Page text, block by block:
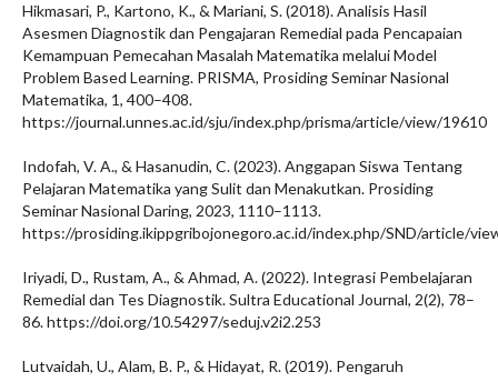
Hikmasari, P., Kartono, K., & Mariani, S. (2018). Analisis Hasil
Asesmen Diagnostik dan Pengajaran Remedial pada Pencapaian
Kemampuan Pemecahan Masalah Matematika melalui Model
Problem Based Learning. PRISMA, Prosiding Seminar Nasional
Matematika, 1, 400–408.
https://journal.unnes.ac.id/sju/index.php/prisma/article/view/19610
Indofah, V. A., & Hasanudin, C. (2023). Anggapan Siswa Tentang
Pelajaran Matematika yang Sulit dan Menakutkan. Prosiding
Seminar Nasional Daring, 2023, 1110–1113.
https://prosiding.ikippgribojonegoro.ac.id/index.php/SND/article/
Iriyadi, D., Rustam, A., & Ahmad, A. (2022). Integrasi Pembelajaran
Remedial dan Tes Diagnostik. Sultra Educational Journal, 2(2), 78–
86. https://doi.org/10.54297/seduj.v2i2.253
Lutvaidah, U., Alam, B. P., & Hidayat, R. (2019). Pengaruh